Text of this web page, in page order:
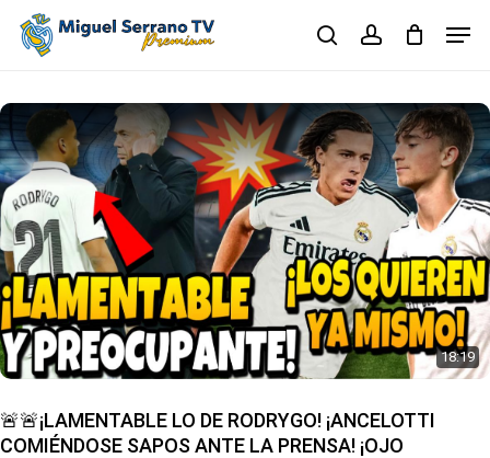
main
searchaccount
18:19
🚨🚨¡LAMENTABLE LO DE RODRYGO! ¡ANCELOTTI
COMIÉNDOSE SAPOS ANTE LA PRENSA! ¡OJO